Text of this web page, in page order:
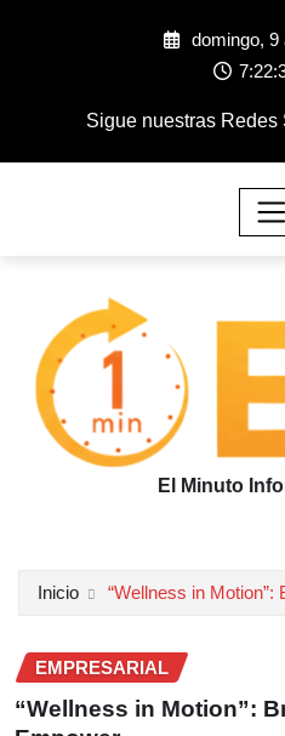
domingo, 9
Sigue nuestras Redes
El Minuto
Inicio “Wellness in Motion”:
EMPRESARIAL
“Wellness in Motion”: